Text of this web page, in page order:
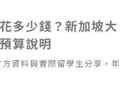
多少錢？新加坡大
算說明
資料與實際留學生分享，年